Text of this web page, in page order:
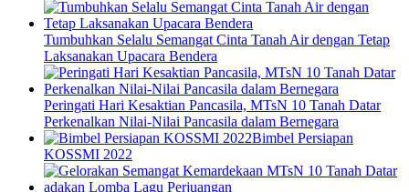
Tumbuhkan Selalu Semangat Cinta Tanah Air dengan Tetap
Laksanakan Upacara Bendera
Peringati Hari Kesaktian Pancasila, MTsN 10 Tanah Datar
Perkenalkan Nilai-Nilai Pancasila dalam Bernegara
Bimbel Persiapan
KOSSMI 2022